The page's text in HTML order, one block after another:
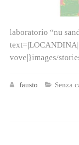
laboratorio “nu
vove|}images/
fausto Senza